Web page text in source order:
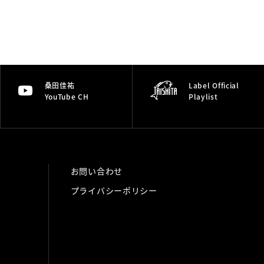
桑田佳祐
YouTube CH
Label Official
Playlist
お問い合わせ
プライバシーポリシー